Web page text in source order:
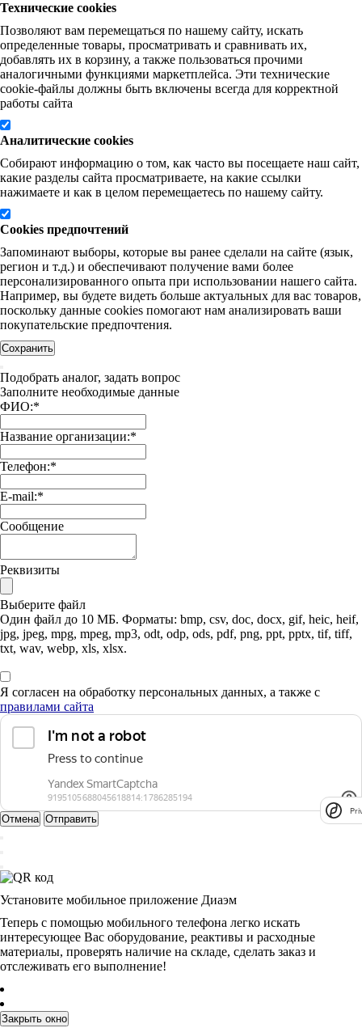
Технические cookies
Позволяют вам перемещаться по нашему сайту, искать
определенные товары, просматривать и сравнивать их,
добавлять их в корзину, а также пользоваться прочими
аналогичными функциями маркетплейса. Эти технические
cookie-файлы должны быть включены всегда для корректной
работы сайта
Аналитические cookies
Собирают информацию о том, как часто вы посещаете наш сайт,
какие разделы сайта просматриваете, на какие ссылки
нажимаете и как в целом перемещаетесь по нашему сайту.
Cookies предпочтений
Запоминают выборы, которые вы ранее сделали на сайте (язык,
регион и т.д.) и обеспечивают получение вами более
персонализированного опыта при использовании нашего сайта.
Например, вы будете видеть больше актуальных для вас товаров,
поскольку данные cookies помогают нам анализировать ваши
покупательские предпочтения.
Сохранить
Подобрать аналог, задать вопрос
Заполните необходимые данные
ФИО:*
Название организации:*
Телефон:*
E-mail:*
Сообщение
Реквизиты
Выберите файл
Один файл до 10 МБ. Форматы: bmp, csv, doc, docx, gif, heic, heif,
jpg, jpeg, mpg, mpeg, mp3, odt, odp, ods, pdf, png, ppt, pptx, tif, tiff,
txt, wav, webp, xls, xlsx.
Я согласен на обработку персональных данных, а также с
правилами сайта
Отмена Отправить
Установите мобильное приложение Диаэм
Теперь с помощью мобильного телефона легко искать
интересующее Вас оборудование, реактивы и расходные
материалы, проверять наличие на складе, сделать заказ и
отслеживать его выполнение!
Закрыть окно